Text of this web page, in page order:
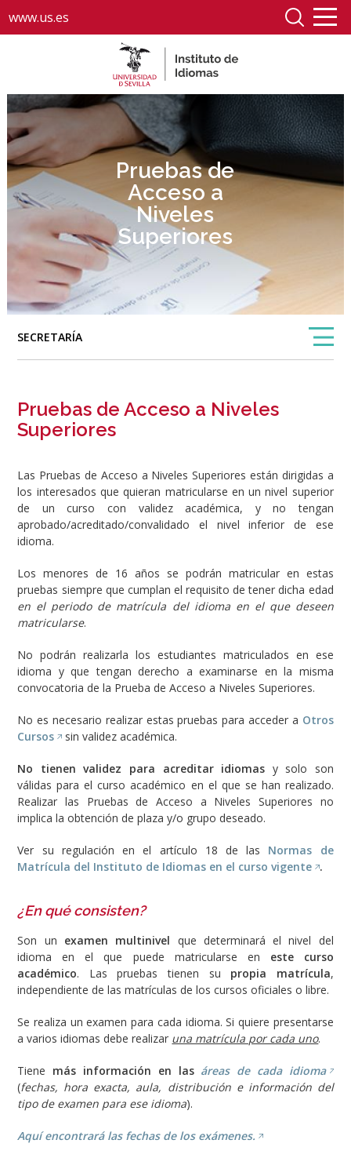
www.us.es
Pruebas de
Acceso a
Niveles
Superiores
SECRETARÍA
Pruebas de Acceso a Niveles
Superiores
Las Pruebas de Acceso a Niveles Superiores están dirigidas a
los interesados que quieran matricularse en un nivel superior
de un curso con validez académica, y no tengan
aprobado/acreditado/convalidado el nivel inferior de ese
idioma.
Los menores de 16 años se podrán matricular en estas
pruebas siempre que cumplan el requisito de tener dicha edad
en el periodo de matrícula del idioma en el que deseen
matricularse.
No podrán realizarla los estudiantes matriculados en ese
idioma y que tengan derecho a examinarse en la misma
convocatoria de la Prueba de Acceso a Niveles Superiores.
No es necesario realizar estas pruebas para acceder a Otros
Cursos
sin validez académica.
No tienen validez para acreditar idiomas y solo son
válidas para el curso académico en el que se han realizado.
Realizar las Pruebas de Acceso a Niveles Superiores no
implica la obtención de plaza y/o grupo deseado.
Ver su regulación en el artículo 18 de las Normas de
Matrícula del Instituto de Idiomas en el curso vigente .
¿En qué consisten?
Son un examen multinivel que determinará el nivel del
idioma en el que puede matricularse en este curso
académico. Las pruebas tienen su propia matrícula,
independiente de las matrículas de los cursos oficiales o libre.
Se realiza un examen para cada idioma. Si quiere presentarse
a varios idiomas debe realizar una matrícula por cada uno.
Tiene más información en las áreas de cada idioma
(fechas, hora exacta, aula, distribución e información del
tipo de examen para ese idioma).
Aquí encontrará las fechas de los exámenes.